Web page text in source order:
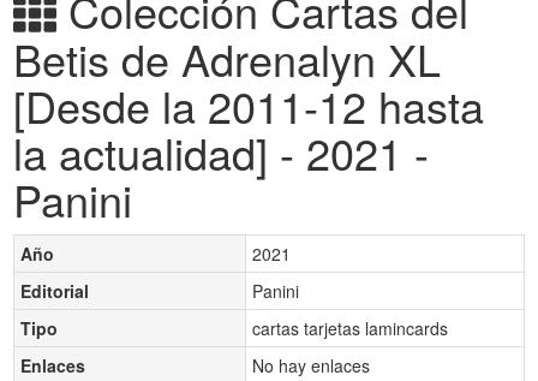
Betis de Adrenalyn XL
[Desde la 2011-12 hasta
la actualidad] - 2021 -
Panini
Año
2021
Editorial
Panini
Tipo
cartas tarjetas lamincards
Enlaces
No hay enlaces